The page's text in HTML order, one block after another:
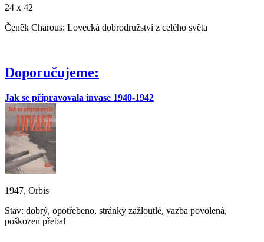
24 x 42
Čeněk Charous: Lovecká dobrodružství z celého světa
Doporučujeme:
Jak se připravovala invase 1940-1942
1947, Orbis
Stav: dobrý, opotřebeno, stránky zažloutlé, vazba povolená,
poškozen přebal